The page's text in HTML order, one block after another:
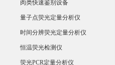
肉类快速鉴别设备
量子点荧光定量分析仪
时间分辨荧光定量分析仪
恒温荧光检测仪
荧光PCR定量分析仪